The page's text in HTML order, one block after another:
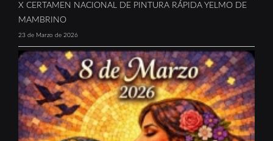
X CERTAMEN NACIONAL DE PINTURA RÁPIDA YELMO DE
MAMBRINO
23 de Marzo de 2026